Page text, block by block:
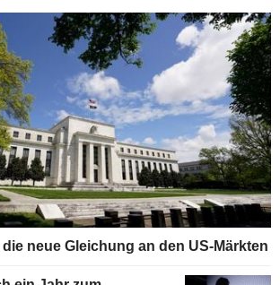
die neue Gleichung an den US-Märkten